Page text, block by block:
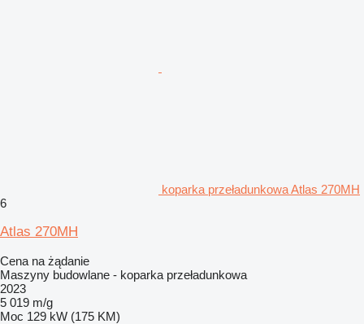
koparka przeładunkowa Atlas 270MH
6
Atlas 270MH
Cena na żądanie
Maszyny budowlane - koparka przeładunkowa
2023
5 019 m/g
Moc 129 kW (175 KM)